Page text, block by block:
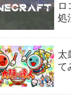
ロ
処
太
て